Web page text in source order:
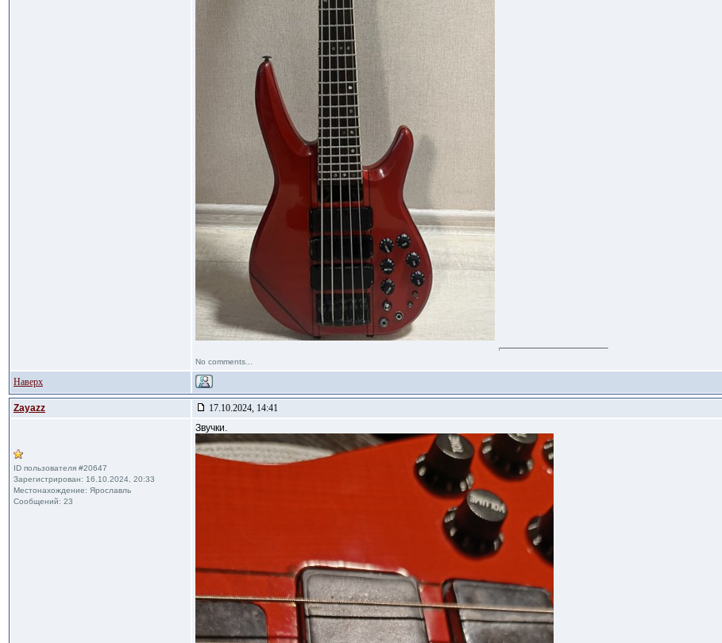
No comments...
Наверх
Zayazz 17.10.2024, 14:41
ID пользователя #20647
Зарегистрирован: 16.10.2024, 20:33
Местонахождение: Ярославль
Сообщений: 23
Звучки.